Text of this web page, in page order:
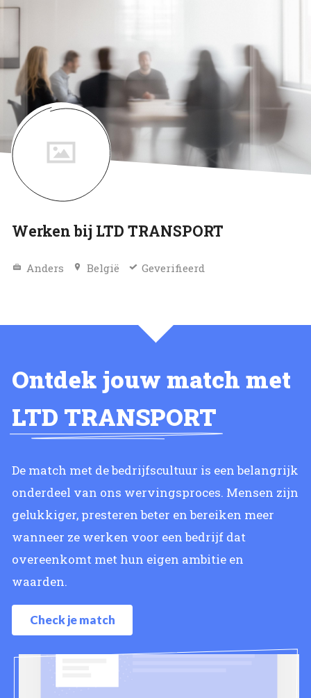
Werken bij LTD TRANSPORT
Anders België Geverifieerd
Ontdek jouw match met
LTD TRANSPORT
De match met de bedrijfscultuur is een belangrijk
onderdeel van ons wervingsproces. Mensen zijn
gelukkiger, presteren beter en bereiken meer
wanneer ze werken voor een bedrijf dat
overeenkomt met hun eigen ambitie en
waarden.
Check je match